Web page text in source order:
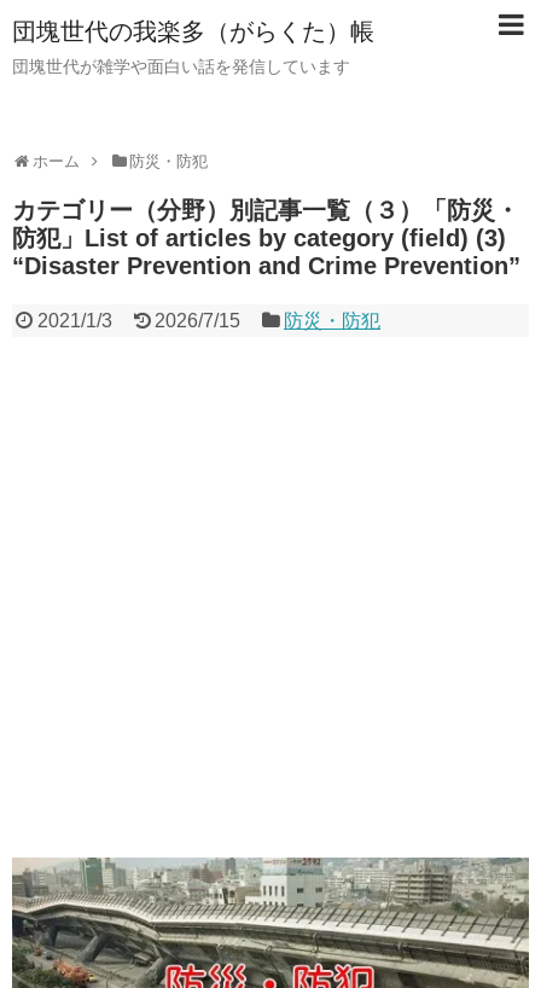
団塊世代の我楽多（がらくた）帳
団塊世代が雑学や面白い話を発信しています
ホーム 防災・防犯
カテゴリー（分野）別記事一覧（３）「防災・
防犯」List of articles by category (field) (3)
“Disaster Prevention and Crime Prevention”
2021/1/3 2026/7/15 防災・防犯